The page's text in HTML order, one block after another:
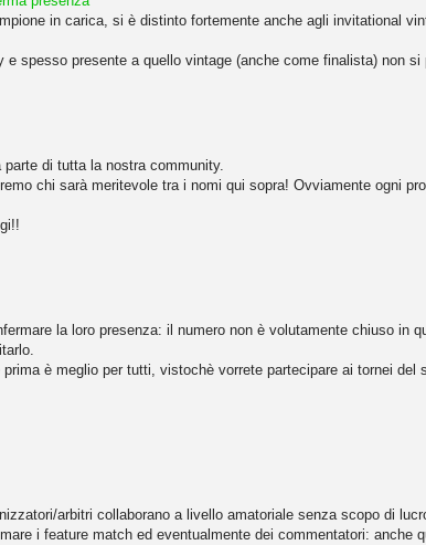
in carica, si è distinto fortemente anche agli invitational
spesso presente a quello vintage (anche come finalista) non si
di tutta la nostra community.
chi sarà meritevole tra i nomi qui sopra! Ovviamente ogni
la loro presenza: il numero non è volutamente chiuso in
è meglio per tutti, vistochè vorrete partecipare ai tornei del
arbitri collaborano a livello amatoriale senza scopo di
i feature match ed eventualmente dei commentatori: anche